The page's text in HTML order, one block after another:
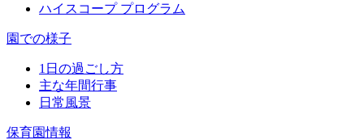
ハイスコープ プログラム
園での様子
1日の過ごし方
主な年間行事
日常風景
保育園情報